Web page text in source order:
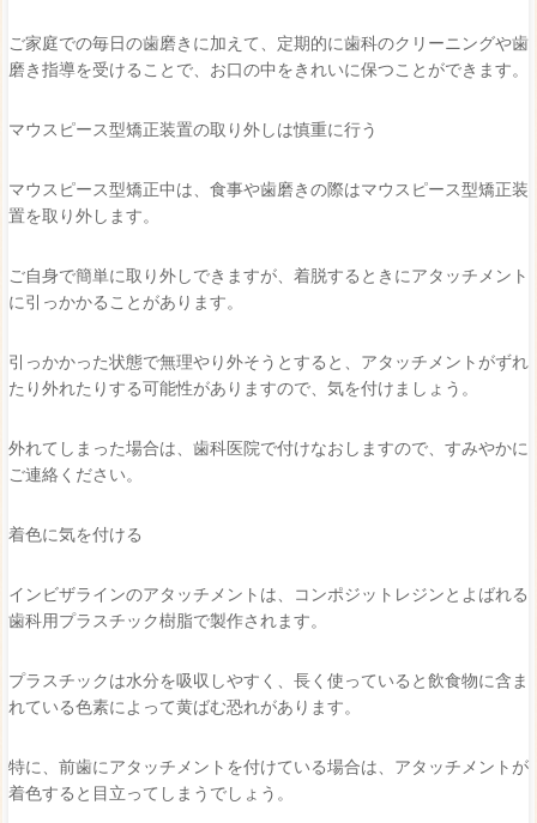
ご家庭での毎日の歯磨きに加えて、定期的に歯科のクリーニングや歯
磨き指導を受けることで、お口の中をきれいに保つことができます。
マウスピース型矯正装置の取り外しは慎重に行う
マウスピース型矯正中は、食事や歯磨きの際はマウスピース型矯正装
置を取り外します。
ご自身で簡単に取り外しできますが、着脱するときにアタッチメント
に引っかかることがあります。
引っかかった状態で無理やり外そうとすると、アタッチメントがずれ
たり外れたりする可能性がありますので、気を付けましょう。
外れてしまった場合は、歯科医院で付けなおしますので、すみやかに
ご連絡ください。
着色に気を付ける
インビザラインのアタッチメントは、コンポジットレジンとよばれる
歯科用プラスチック樹脂で製作されます。
プラスチックは水分を吸収しやすく、長く使っていると飲食物に含ま
れている色素によって黄ばむ恐れがあります。
特に、前歯にアタッチメントを付けている場合は、アタッチメントが
着色すると目立ってしまうでしょう。